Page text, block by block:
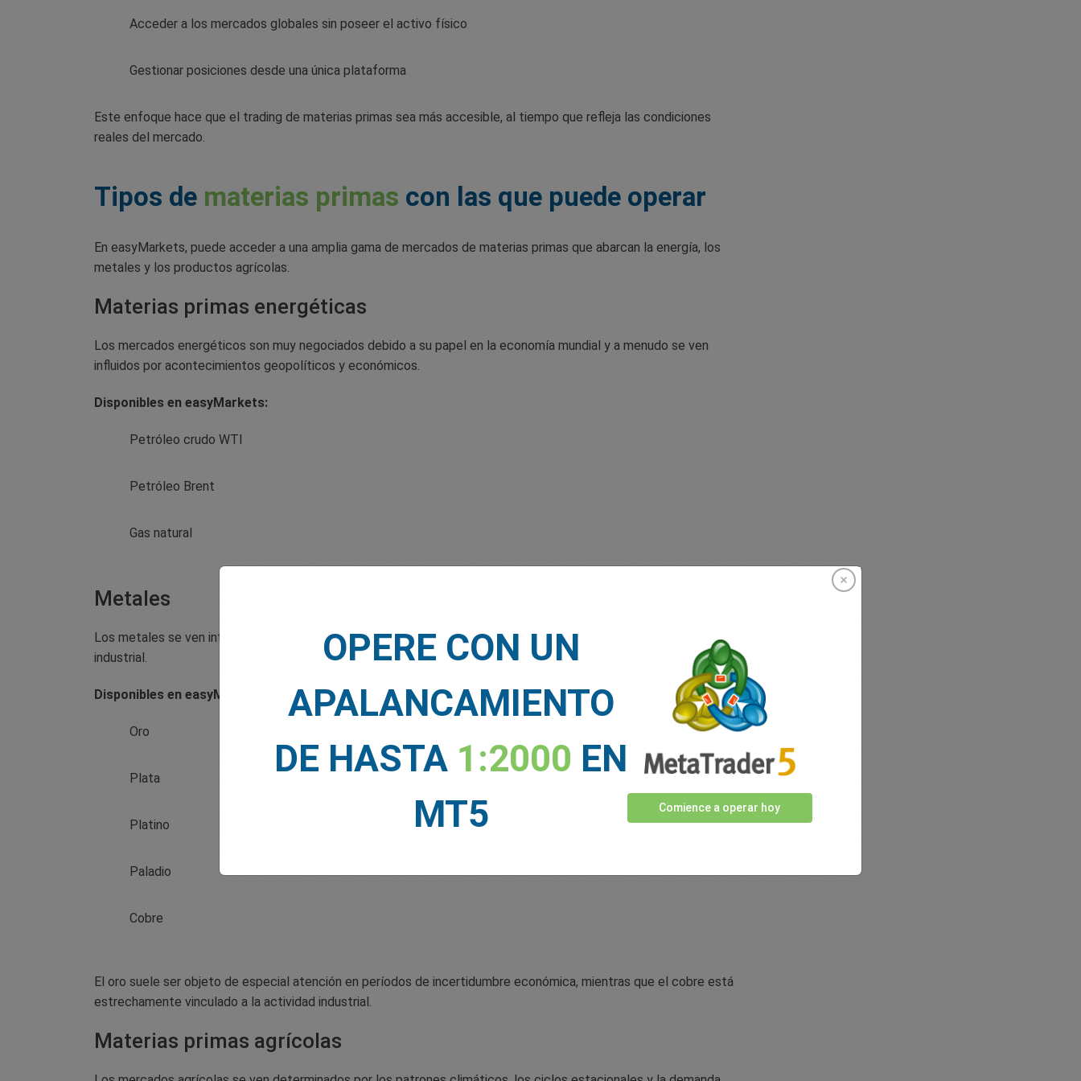
Acceder a los mercados globales sin poseer el activo físico
Gestionar posiciones desde una única plataforma
Este enfoque hace que el trading de materias primas sea más accesible, al tiempo que refleja las condiciones
reales del mercado.
Tipos de materias primas con las que puede operar
En easyMarkets, puede acceder a una amplia gama de mercados de materias primas que abarcan la energía, los
metales y los productos agrícolas.
Materias primas energéticas
Los mercados energéticos son muy negociados debido a su papel en la economía mundial y a menudo se ven
influidos por acontecimientos geopolíticos y económicos.
Disponibles en easyMarkets:
Petróleo crudo WTI
Petróleo Brent
Gas natural
Metales
Los metales se ven influidos por la situación económica, las fluctuaciones de los tipos de cambio y la demanda
industrial.
Disponibles en easyMarkets:
Oro
Plata
Platino
Paladio
Cobre
El oro suele ser objeto de especial atención en períodos de incertidumbre económica, mientras que el cobre está
estrechamente vinculado a la actividad industrial.
Materias primas agrícolas
OPERE CON UN
APALANCAMIENTO
DE HASTA 1:2000 EN
MT5
Comience a operar hoy